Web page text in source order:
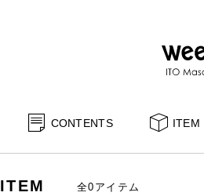
CONTENTS ITEM
ITEM 全0アイテム